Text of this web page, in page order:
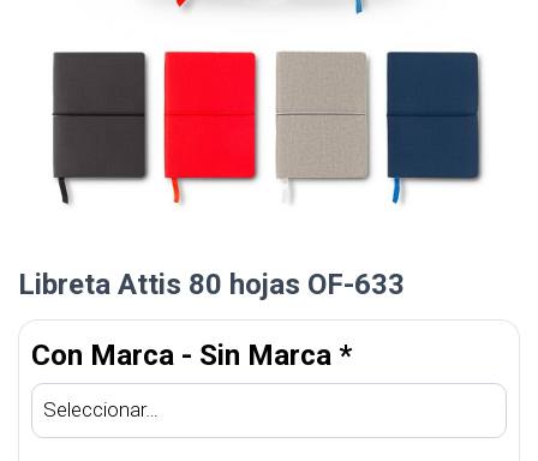
Libreta Attis 80 hojas OF-633
Con Marca - Sin Marca *